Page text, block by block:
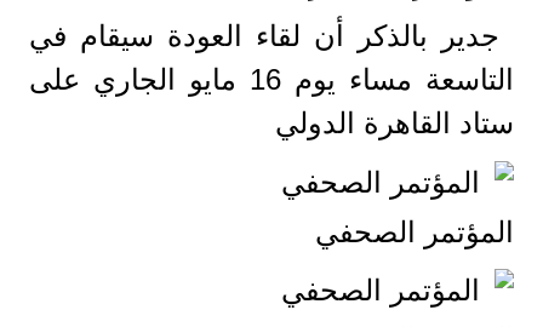
جدير بالذكر أن لقاء العودة سيقام في
التاسعة مساء يوم 16 مايو الجاري على
ستاد القاهرة الدولي
المؤتمر الصحفي